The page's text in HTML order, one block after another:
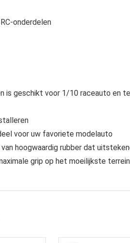
onderdelen
is geschikt voor 1/10 raceauto en
voor uw favoriete modelauto
van hoogwaardig rubber dat
grip op het moeilijkste terrein